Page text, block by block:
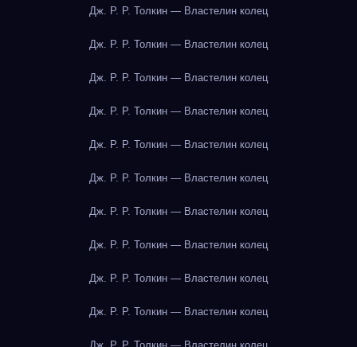
Дж. Р. Р. Толкин — Властелин колец
Дж. Р. Р. Толкин — Властелин колец
Дж. Р. Р. Толкин — Властелин колец
Дж. Р. Р. Толкин — Властелин колец
Дж. Р. Р. Толкин — Властелин колец
Дж. Р. Р. Толкин — Властелин колец
Дж. Р. Р. Толкин — Властелин колец
Дж. Р. Р. Толкин — Властелин колец
Дж. Р. Р. Толкин — Властелин колец
Дж. Р. Р. Толкин — Властелин колец